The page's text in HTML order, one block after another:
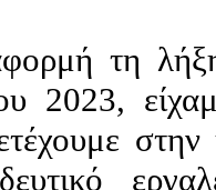
τη
2023,